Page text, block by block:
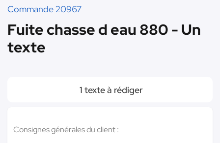
Commande 20967
Fuite chasse d eau 880 - Un
texte
1 texte à rédiger
Consignes générales du client :